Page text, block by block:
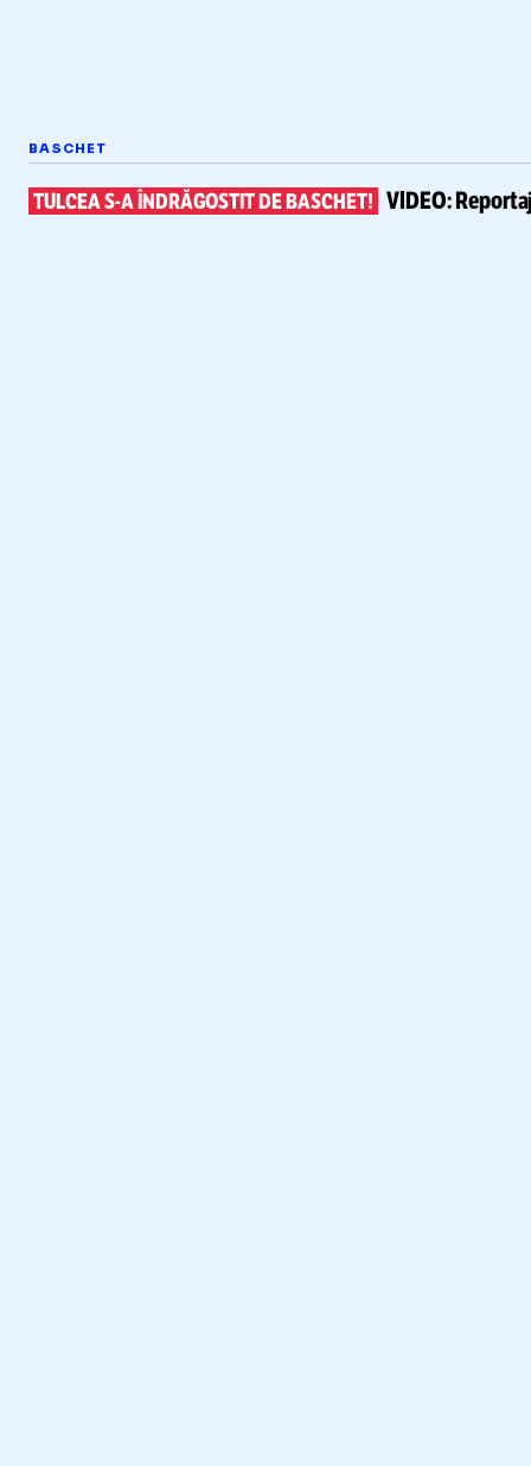
BASCHET
TULCEAS-AÎNDRĂGOSTIT DE BASCHET! VIDEO: